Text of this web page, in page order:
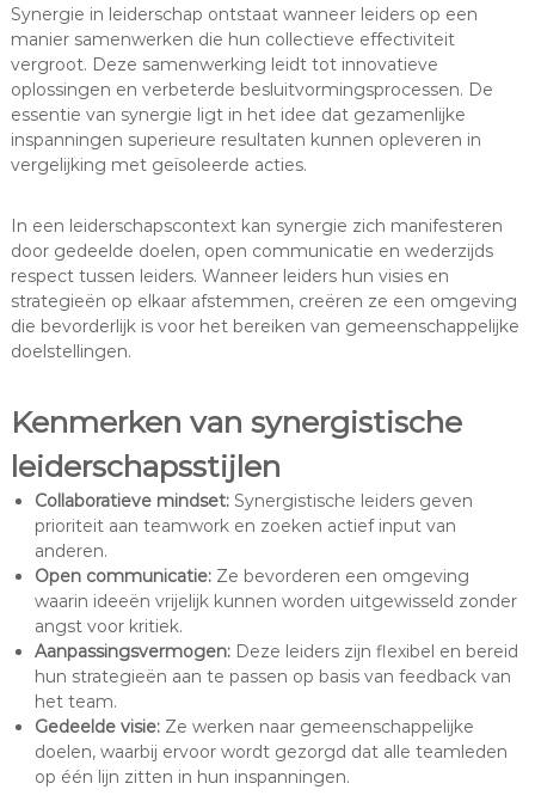
Synergie in leiderschap ontstaat wanneer leiders op een
manier samenwerken die hun collectieve effectiviteit
vergroot. Deze samenwerking leidt tot innovatieve
oplossingen en verbeterde besluitvormingsprocessen. De
essentie van synergie ligt in het idee dat gezamenlijke
inspanningen superieure resultaten kunnen opleveren in
vergelijking met geïsoleerde acties.
In een leiderschapscontext kan synergie zich manifesteren
door gedeelde doelen, open communicatie en wederzijds
respect tussen leiders. Wanneer leiders hun visies en
strategieën op elkaar afstemmen, creëren ze een omgeving
die bevorderlijk is voor het bereiken van gemeenschappelijke
doelstellingen.
Kenmerken van synergistische
leiderschapsstijlen
Collaboratieve mindset:Synergistische leiders geven
prioriteit aan teamwork en zoeken actief input van
anderen.
Open communicatie:Ze bevorderen een omgeving
waarin ideeën vrijelijk kunnen worden uitgewisseld zonder
angst voor kritiek.
Aanpassingsvermogen:Deze leiders zijn flexibel en bereid
hun strategieën aan te passen op basis van feedback van
het team.
Gedeelde visie:Ze werken naar gemeenschappelijke
doelen, waarbij ervoor wordt gezorgd dat alle teamleden
op één lijn zitten in hun inspanningen.